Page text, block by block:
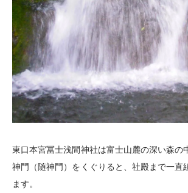
東口本宮冨士浅間神社は富士山麓の深い森の
神門（随神門）をくぐりると、社殿まで一直
ます。